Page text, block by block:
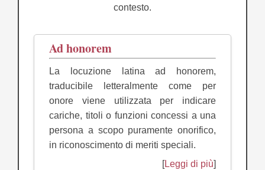
contesto.
Ad honorem
La locuzione latina ad honorem,
traducibile letteralmente come per
onore viene utilizzata per indicare
cariche, titoli o funzioni concessi a una
persona a scopo puramente onorifico,
in riconoscimento di meriti speciali.
[Leggi di più]